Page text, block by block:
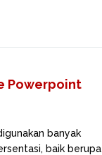
Powerpoint
banyak
baik berupa